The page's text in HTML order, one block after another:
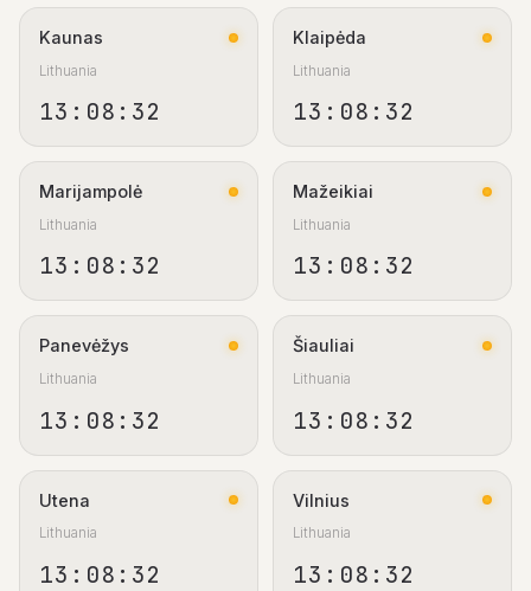
Kaunas
Lithuania
13:08:33
Klaipėda
Lithuania
13:08:33
Marijampolė
Lithuania
13:08:33
Mažeikiai
Lithuania
13:08:33
Panevėžys
Lithuania
13:08:33
Šiauliai
Lithuania
13:08:33
Utena
Lithuania
13:08:33
Vilnius
Lithuania
13:08:33